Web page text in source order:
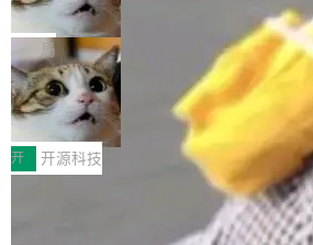
（<a href="https://bugzilla.mozilla.org/
bug.cgi?id=204...
orkers 跑了十年 Isolate。用 CEO
nce 的话说：「我们一生都在用 Isolate 运
码，而 AI Agent 不需要容器，它们需要的
late。」 容器为什么不合适 容器的问题在
和销毁都太重了。一个 Agent 要执行的任
只需要几毫秒的 CPU 时间，但容器从冷启
就绪要花数秒。如果未来有十...
诉讼，称“Apple is getting this wron
g”
上个月，苹果一纸诉状把 OpenAI 告上法
控其挖角苹果前员工并窃取商业秘密。苹
状把 OpenAI 描述成一个系统性地从前东
人、套取机密信息的对手。 OpenAI 没发
函，也没选择庭外沉默。它在官网贴了一
文，标题只有六个字：Apple is getting
ng。 然后，它把邮件往来和 iMessage 聊
录全贴了出来。 他发错人了 苹果外部律
iel Gross 来自 Weil 律所，2 月 23 日下
局
HUAWEI MatePad Edge上架WorkBu
ddy鸿蒙PC版，说话就能干活的AI办公
搭子
全能AI工作台WorkBuddy鸿蒙PC版上架
I MatePad Edge应用市场，直接下载即可
用，与鸿蒙电脑上的体验一致。值得一提
这是目前市面上唯一支持平板接入
C版的产品，搭载“人机双写”重磅功能——
开 开源科技
FFmpeg 9.0 发布：代号“Lei”，以此纪
全球知名开源多媒体框架 FFmpeg 今天正